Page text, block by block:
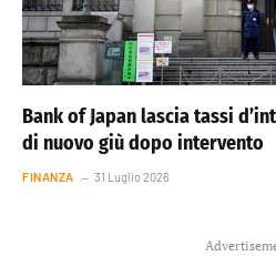
Bank of Japan lascia tassi
di nuovo giù dopo intervento
FINANZA 31 Luglio 2026